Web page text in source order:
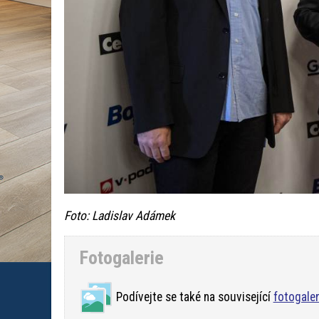
Foto: Ladislav Adámek
Fotogalerie
Podívejte se také na související